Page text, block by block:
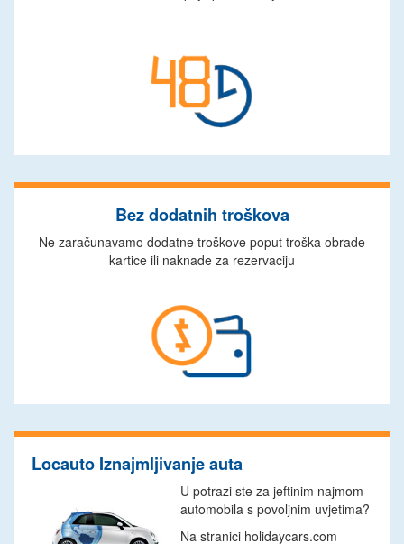
Bez dodatnih troškova
Ne zaračunavamo dodatne troškove poput troška obrade
kartice ili naknade za rezervaciju
Locauto Iznajmljivanje auta
U potrazi ste za jeftinim najmom
automobila s povoljnim uvjetima?
Na stranici holidaycars.com